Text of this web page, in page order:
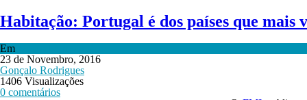
Habitação: Portugal é dos países que mais
Em
23 de Novembro, 2016
Gonçalo Rodrigues
1406 Visualizações
0 comentários